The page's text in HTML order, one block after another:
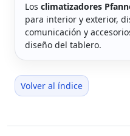
Los climatizadores
para interior y exterior,
comunicación y
diseño del tablero.
Volver al índice